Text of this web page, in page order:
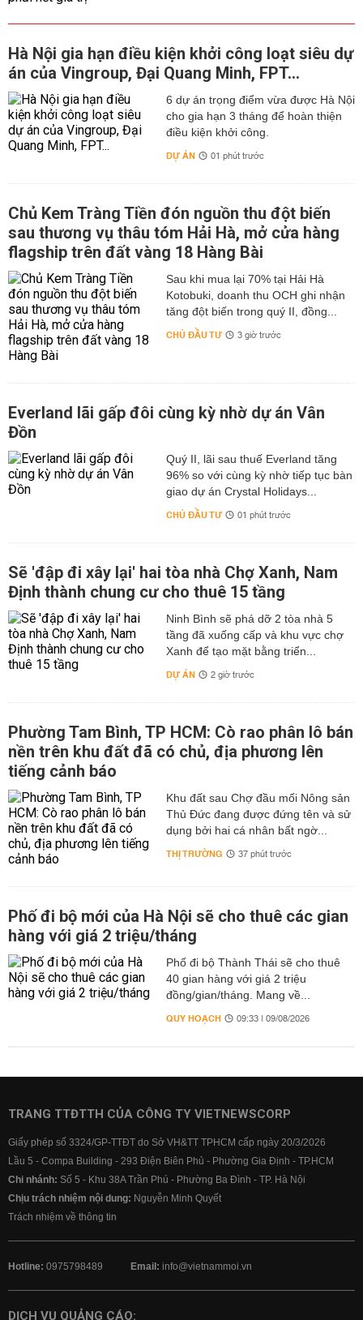
Hà Nội gia hạn điều kiện khởi công loạt siêu dự
án của Vingroup, Đại Quang Minh, FPT...
6 dự án trọng điểm vừa được Hà Nội
cho gia hạn 3 tháng để hoàn thiện
điều kiện khởi công.
DỰ ÁN 01 phút trước
Chủ Kem Tràng Tiền đón nguồn thu đột biến
sau thương vụ thâu tóm Hải Hà, mở cửa hàng
flagship trên đất vàng 18 Hàng Bài
Sau khi mua lại 70% tại Hải Hà
Kotobuki, doanh thu OCH ghi nhận
tăng đột biến trong quý II, đồng...
CHỦ ĐẦU TƯ 3 giờ trước
Everland lãi gấp đôi cùng kỳ nhờ dự án Vân
Đồn
Quý II, lãi sau thuế Everland tăng
96% so với cùng kỳ nhờ tiếp tục bàn
giao dự án Crystal Holidays...
CHỦ ĐẦU TƯ 01 phút trước
Sẽ 'đập đi xây lại' hai tòa nhà Chợ Xanh, Nam
Định thành chung cư cho thuê 15 tầng
Ninh Bình sẽ phá dỡ 2 tòa nhà 5
tầng đã xuống cấp và khu vực chợ
Xanh để tạo mặt bằng triển...
DỰ ÁN 2 giờ trước
Phường Tam Bình, TP HCM: Cò rao phân lô bán
nền trên khu đất đã có chủ, địa phương lên
tiếng cảnh báo
Khu đất sau Chợ đầu mối Nông sản
Thủ Đức đang được đứng tên và sử
dụng bởi hai cá nhân bất ngờ...
THỊ TRƯỜNG 37 phút trước
Phố đi bộ mới của Hà Nội sẽ cho thuê các gian
hàng với giá 2 triệu/tháng
Phố đi bộ Thành Thái sẽ cho thuê
40 gian hàng với giá 2 triệu
đồng/gian/tháng. Mang về...
QUY HOẠCH 09:33 | 09/08/2026
TRANG TTĐTTH CỦA CÔNG TY VIETNEWSCORP
Giấy phép số 3324/GP-TTĐT do Sở VH&TT TPHCM cấp ngày 20/3/2026
Lầu 5 - Compa Building - 293 Điện Biên Phủ - Phường Gia Định - TP.HCM
Chi nhánh: Số 5 - Khu 38A Trần Phú - Phường Ba Đình - TP. Hà Nội
Chịu trách nhiệm nội dung: Nguyễn Minh Quyết
Trách nhiệm về thông tin
Hotline: 0975798489 Email: info@vietnammoi.vn
DỊCH VỤ QUẢNG CÁO: